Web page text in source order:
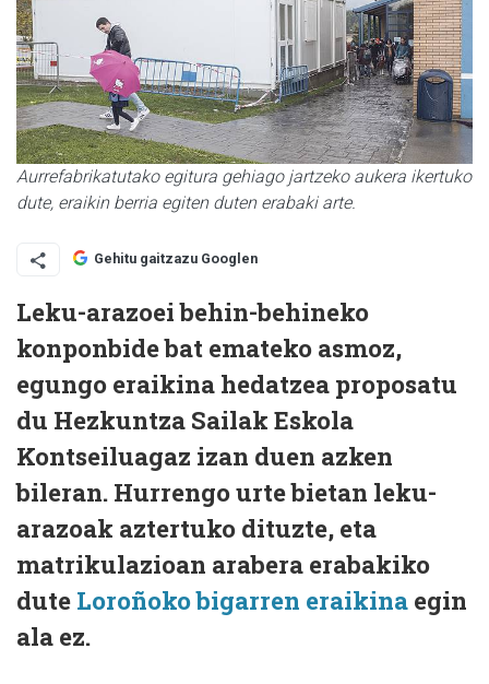
Aurrefabrikatutako egitura gehiago jartzeko aukera ikertuko
dute, eraikin berria egiten duten erabaki arte.
Gehitu gaitzazu Googlen
Leku-arazoei behin-behineko
konponbide bat emateko asmoz,
egungo eraikina hedatzea proposatu
du Hezkuntza Sailak Eskola
Kontseiluagaz izan duen azken
bileran. Hurrengo urte bietan leku-
arazoak aztertuko dituzte, eta
matrikulazioan arabera erabakiko
dute Loroñoko bigarren eraikina egin
ala ez.